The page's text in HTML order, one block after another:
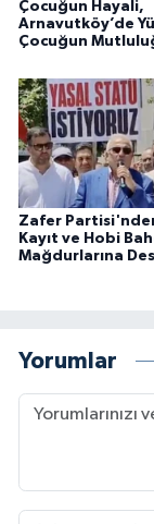
Çocuğun Hayali,
Arnavutköy’de
Çocuğun
Zafer
Kayıt ve Hobi
Mağdurlarına
Yorumlar